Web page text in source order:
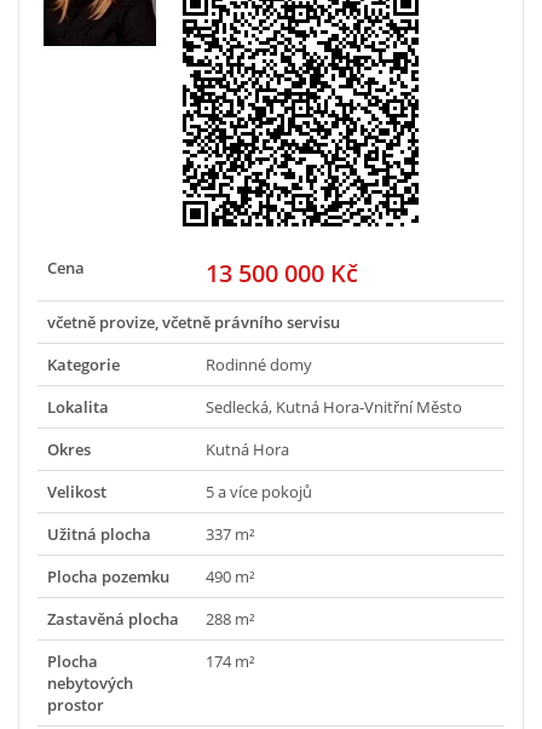
Cena 13 500 000 Kč
včetně provize, včetně právního servisu
Kategorie
Rodinné domy
Lokalita
Sedlecká, Kutná Hora-Vnitřní Město
Okres
Kutná Hora
Velikost
5 a více pokojů
Užitná plocha
337 m²
Plocha pozemku
490 m²
Zastavěná plocha
288 m²
Plocha
nebytových
prostor
174 m²